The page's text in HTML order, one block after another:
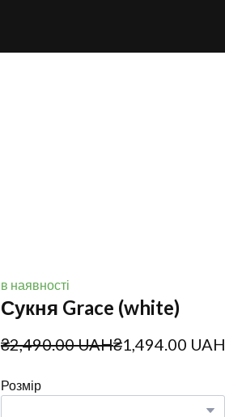
в наявності
Сукня Grace (white)
₴2,490.00 UAH₴1,494.00 UAH
Розмір